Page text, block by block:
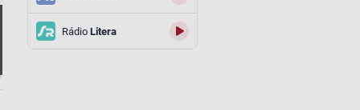
RádioLitera